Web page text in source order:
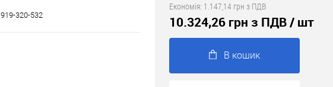
919-320-532
Економія: 1.147,14 грн з ПДВ
10.324,26 грн з ПДВ/ шт
В кошик